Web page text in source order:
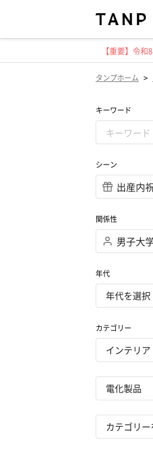
【重要】令
タンプホーム >
キーワード
シーン
関係性
年代
カテゴリー